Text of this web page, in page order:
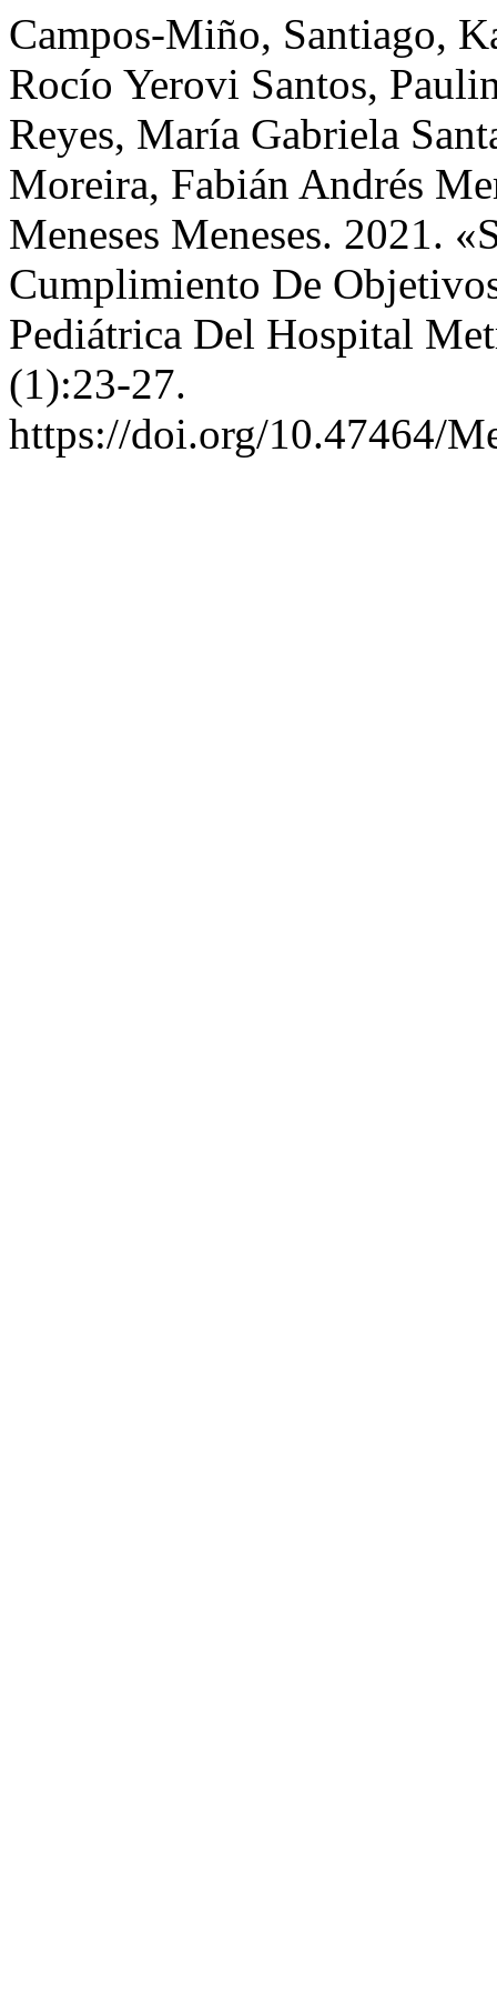
Campos-Miño, Santiago,
Rocío Yerovi Santos,
Reyes, María Gabriela
Moreira, Fabián Andrés
Meneses Meneses. 2021.
Cumplimiento De
Pediátrica Del Hospital
(1):23-27.
https://doi.org/10.47464/